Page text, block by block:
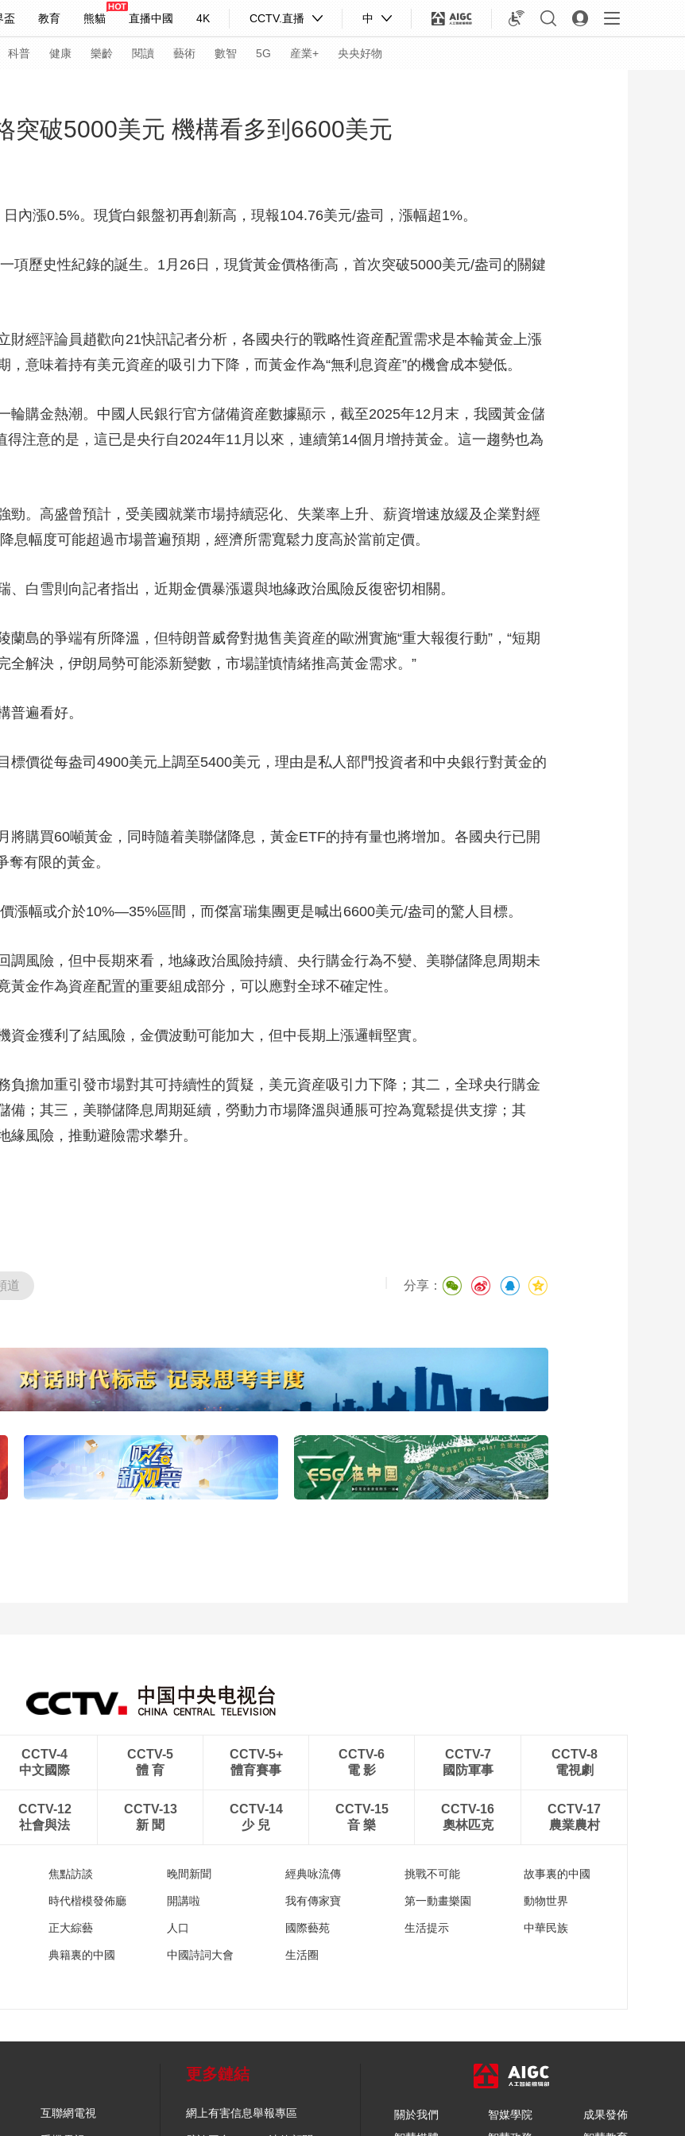
盃 教育 熊貓 直播中國 4K CCTV.直播 中
熱解讀 天天學習
下載央視影音
科普 健康 樂齡 閱讀 藝術 數智 5G 産業+ 央央好物
語 央視快評 央視網評 光華銳評 鋒面
人生第一次 人生第二次
湖 文化體育 冰雪道路 足球道路
超級工廠 智敬中國 全民健康 顏選攻略 海洋 時尚 天氣 才藝 網展 央央好物
視榜 總台企業白名單
突破5000美元 機構看多到6600美元
內漲0.5%。現貨白銀盤初再創新高，現報104.76美元/盎司，漲幅超1%。
項歷史性紀錄的誕生。1月26日，現貨黃金價格衝高，首次突破5000美元/盎司的關鍵
財經評論員趙歡向21快訊記者分析，各國央行的戰略性資産配置需求是本輪黃金上漲
意味着持有美元資産的吸引力下降，而黃金作為“無利息資産”的機會成本變低。
輪購金熱潮。中國人民銀行官方儲備資産數據顯示，截至2025年12月末，我國黃金儲
注意的是，這已是央行自2024年11月以來，連續第14個月增持黃金。這一趨勢也為
勁。高盛曾預計，受美國就業市場持續惡化、失業率上升、薪資增速放緩及企業對經
息幅度可能超過市場普遍預期，經濟所需寬鬆力度高於當前定價。
、白雪則向記者指出，近期金價暴漲還與地緣政治風險反復密切相關。
島的爭端有所降溫，但特朗普威脅對拋售美資産的歐洲實施“重大報復行動”，“短期
全解決，伊朗局勢可能添新變數，市場謹慎情緒推高黃金需求。”
普遍看好。
標價從每盎司4900美元上調至5400美元，理由是私人部門投資者和中央銀行對黃金的
將購買60噸黃金，同時隨着美聯儲降息，黃金ETF的持有量也將增加。各國央行已開
有限的黃金。
漲幅或介於10%—35%區間，而傑富瑞集團更是喊出6600美元/盎司的驚人目標。
調風險，但中長期來看，地緣政治風險持續、央行購金行為不變、美聯儲降息周期未
金作為資産配置的重要組成部分，可以應對全球不確定性。
資金獲利了結風險，金價波動可能加大，但中長期上漲邏輯堅實。
負擔加重引發市場對其可持續性的質疑，美元資産吸引力下降；其二，全球央行購金
備；其三，美聯儲降息周期延續，勞動力市場降溫與通脹可控為寬鬆提供支撐；其
緣風險，推動避險需求攀升。
道 分享：
CCTV-4
中文國際
CCTV-5
體 育
CCTV-5+
體育賽事
CCTV-6
電 影
CCTV-7
國防軍事
CCTV-8
電視劇
CCTV-12
社會與法
CCTV-13
新 聞
CCTV-14
少 兒
CCTV-15
音 樂
CCTV-16
奧林匹克
CCTV-17
農業農村
焦點訪談 晚間新聞 經典咏流傳 挑戰不可能 故事裏的中國
時代楷模發佈廳 開講啦 我有傳家寶 第一動畫樂園 動物世界
正大綜藝 人口 國際藝苑 生活提示 中華民族
典籍裏的中國 中國詩詞大會 生活圈
互聯網電視
更多鏈結
網上有害信息舉報專區 關於我們 智媒學院
成果發佈